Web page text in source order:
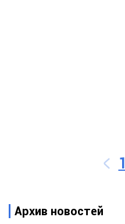
1
Архив новостей